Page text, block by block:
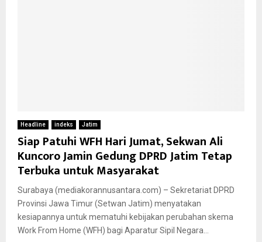
Headline indeks Jatim
Siap Patuhi WFH Hari Jumat, Sekwan Ali
Kuncoro Jamin Gedung DPRD Jatim Tetap
Terbuka untuk Masyarakat
Surabaya (mediakorannusantara.com) – Sekretariat DPRD
Provinsi Jawa Timur (Setwan Jatim) menyatakan
kesiapannya untuk mematuhi kebijakan perubahan skema
Work From Home (WFH) bagi Aparatur Sipil Negara...